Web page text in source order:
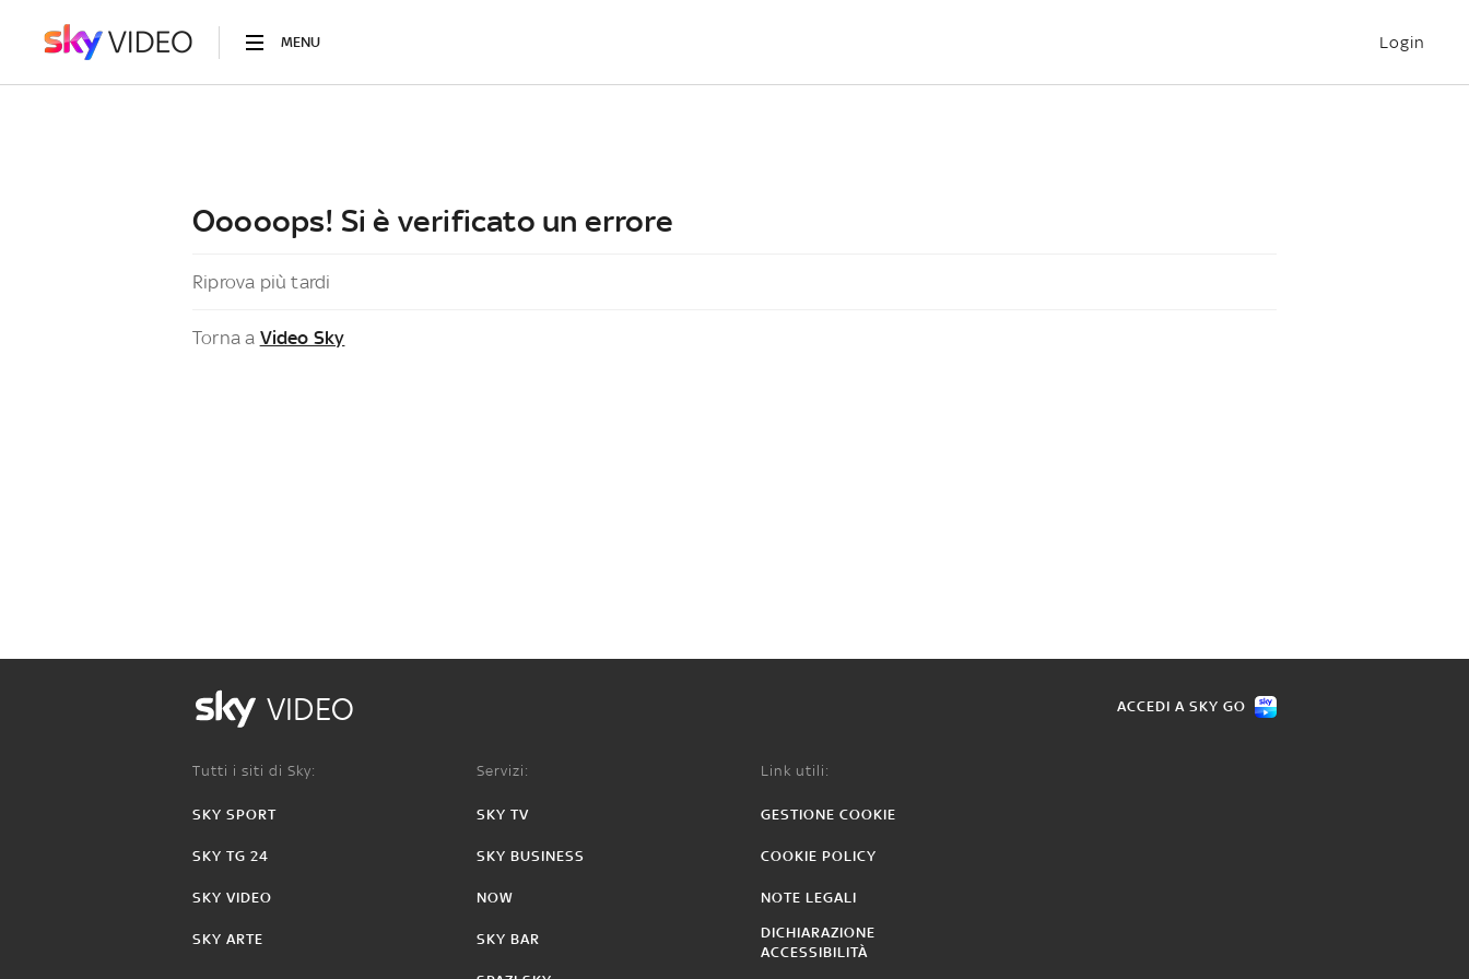
MENU Login
Ooooops! Si è verificato un errore
Riprova più tardi
Torna a Video Sky
VIDEO ACCEDI A SKY GO
Tutti i siti di Sky:
SKY SPORT
SKY TG 24
SKY VIDEO
SKY ARTE
Servizi:
SKY TV
SKY BUSINESS
NOW
SKY BAR
Link utili:
GESTIONE COOKIE
COOKIE POLICY
NOTE LEGALI
DICHIARAZIONE
ACCESSIBILITÀ